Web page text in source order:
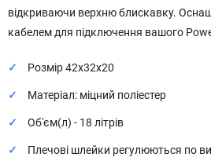
відкриваючи верхню блискавку.
кабелем для підключення вашого
Розмір 42x32x20
Матеріал: міцний поліестер
Об'єм(л) - 18 літрів
Плечові шлейки регулюються по